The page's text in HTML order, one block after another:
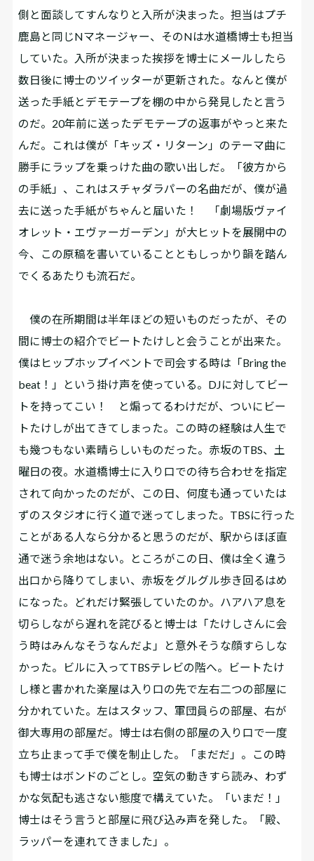
側と面談してすんなりと入所が決まった。担当はプチ
鹿島と同じNマネージャー、そのNは水道橋博士も担当
していた。入所が決まった挨拶を博士にメールしたら
数日後に博士のツイッターが更新された。なんと僕が
送った手紙とデモテープを棚の中から発見したと言う
のだ。20年前に送ったデモテープの返事がやっと来た
んだ。これは僕が「キッズ・リターン」のテーマ曲に
勝手にラップを乗っけた曲の歌い出しだ。「彼方から
の手紙」、これはスチャダラパーの名曲だが、僕が過
去に送った手紙がちゃんと届いた！ 「劇場版ヴァイ
オレット・エヴァーガーデン」が大ヒットを展開中の
今、この原稿を書いていることともしっかり韻を踏ん
でくるあたりも流石だ。
僕の在所期間は半年ほどの短いものだったが、その
間に博士の紹介でビートたけしと会うことが出来た。
僕はヒップホップイベントで司会する時は「Bring the
beat！」という掛け声を使っている。DJに対してビー
トを持ってこい！ と煽ってるわけだが、ついにビー
トたけしが出てきてしまった。この時の経験は人生で
も幾つもない素晴らしいものだった。赤坂のTBS、土
曜日の夜。水道橋博士に入り口での待ち合わせを指定
されて向かったのだが、この日、何度も通っていたは
ずのスタジオに行く道で迷ってしまった。TBSに行った
ことがある人なら分かると思うのだが、駅からほぼ直
通で迷う余地はない。ところがこの日、僕は全く違う
出口から降りてしまい、赤坂をグルグル歩き回るはめ
になった。どれだけ緊張していたのか。ハアハア息を
切らしながら遅れを詫びると博士は「たけしさんに会
う時はみんなそうなんだよ」と意外そうな顔すらしな
かった。ビルに入ってTBSテレビの階へ。ビートたけ
し様と書かれた楽屋は入り口の先で左右二つの部屋に
分かれていた。左はスタッフ、軍団員らの部屋、右が
御大専用の部屋だ。博士は右側の部屋の入り口で一度
立ち止まって手で僕を制止した。「まだだ」。この時
も博士はボンドのごとし。空気の動きすら読み、わず
かな気配も逃さない態度で構えていた。「いまだ！」
博士はそう言うと部屋に飛び込み声を発した。「殿、
ラッパーを連れてきました」。